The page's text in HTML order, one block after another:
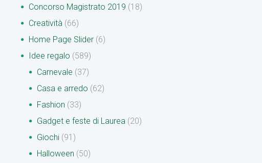
Concorso Magistrato 2019 (18)
Creatività (66)
Home Page Slider (6)
Idee regalo (589)
Carnevale (37)
Casa e arredo (62)
Fashion (33)
Gadget e feste di Laurea (20)
Giochi (91)
Halloween (50)